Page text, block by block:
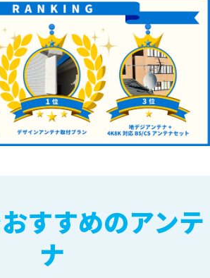
すすめのアンテ
ナ